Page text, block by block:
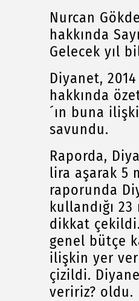
Nurcan
hakkında
Gelecek yıl
Diyanet,
hakkında
´ın buna
savundu.
Raporda,
lira aşarak 5
raporunda
kullandığı
dikkat
genel bütçe
ilişkin yer
çizildi.
veririz? oldu.